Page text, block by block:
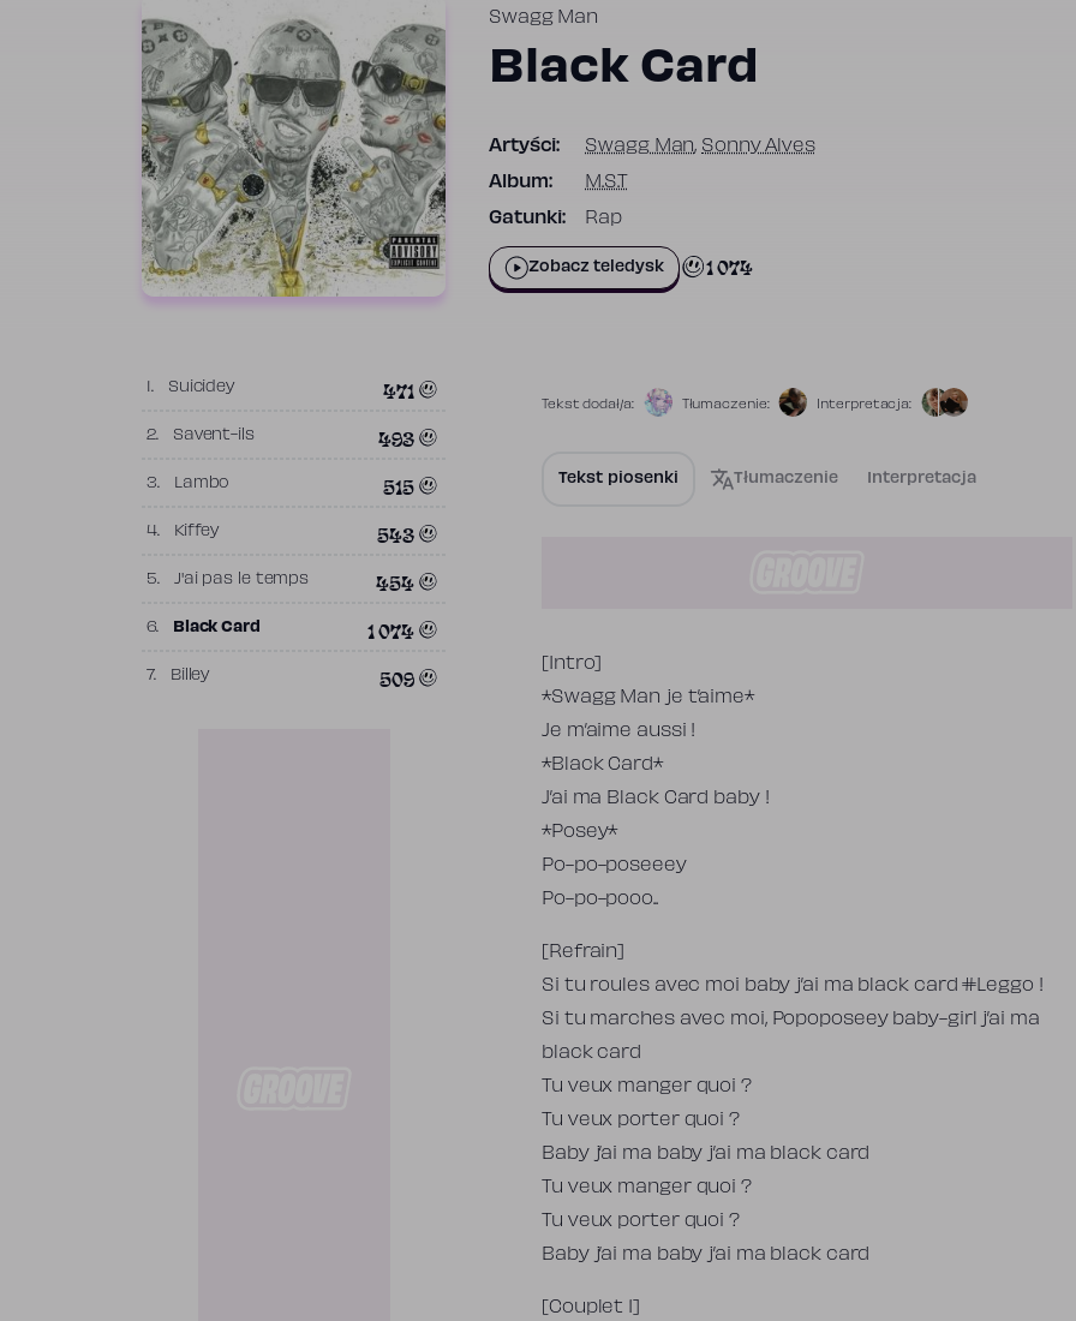
Swagg Man
Black Card
Artyści: Swagg Man, Sonny Alves
Album: M.S.T
Gatunki: Rap
Zobacz teledysk 1 074
1. Suicidey 471
2. Savent-ils 493
3. Lambo 515
4. Kiffey 543
5. J'ai pas le temps 454
6. Black Card 1 074
7. Billey 509
Tekst dodał/a: Tłumaczenie: Interpretacja:
Tekst piosenki Tłumaczenie Interpretacja
Tekst piosenki
[Intro]
*Swagg Man je t’aime*
Je m’aime aussi !
*Black Card*
J’ai ma Black Card baby !
*Posey*
Po-po-poseeey
Po-po-pooo..
[Refrain]
Si tu roules avec moi baby j’ai ma black card #Leggo !
Si tu marches avec moi, Popoposeey baby-girl j’ai ma
black card
Tu veux manger quoi ?
Tu veux porter quoi ?
Baby j’ai ma baby j’ai ma black card
Tu veux manger quoi ?
Tu veux porter quoi ?
Baby j’ai ma baby j’ai ma black card
[Couplet 1]